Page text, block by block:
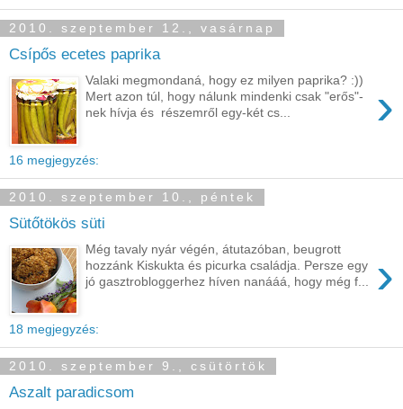
2010. szeptember 12., vasárnap
Csípős ecetes paprika
›
Valaki megmondaná, hogy ez milyen paprika? :))
Mert azon túl, hogy nálunk mindenki csak "erős"-
nek hívja és részemről egy-két cs...
16 megjegyzés:
2010. szeptember 10., péntek
Sütőtökös süti
›
Még tavaly nyár végén, átutazóban, beugrott
hozzánk Kiskukta és picurka családja. Persze egy
jó gasztrobloggerhez híven nanááá, hogy még f...
18 megjegyzés:
2010. szeptember 9., csütörtök
Aszalt paradicsom